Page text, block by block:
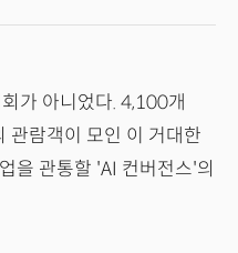
가 아니었다. 4,100개
관람객이 모인 이 거대한
을 관통할 'AI 컨버전스'의